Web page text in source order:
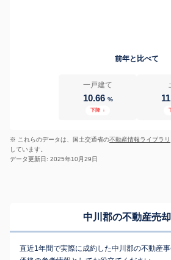
前年と比べて
一戸建て
10.66 %
下降 ↓
※ これらのデータは、国土交通省の不動産情報ライブラリ
しています。
データ更新日: 2025年10月29日
中川郡の不動産売
直近1年間で実際に成約した中川郡の不動産